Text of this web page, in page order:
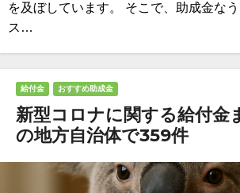
を及ぼしています。 そこで、助成金な
ス…
給付金 おすすめ助成金
新型コロナに関する給付
の地方自治体で359件